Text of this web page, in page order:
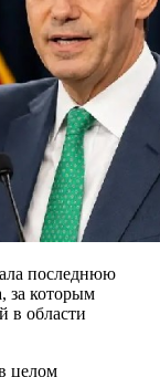
последнюю
за которым
в области
целом